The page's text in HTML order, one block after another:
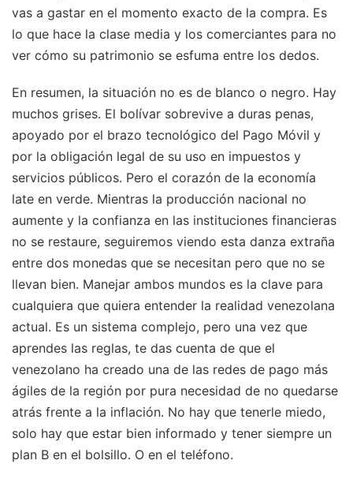
vas a gastar en el momento exacto de la compra. Es
lo que hace la clase media y los comerciantes para no
ver cómo su patrimonio se esfuma entre los dedos.
En resumen, la situación no es de blanco o negro. Hay
muchos grises. El bolívar sobrevive a duras penas,
apoyado por el brazo tecnológico del Pago Móvil y
por la obligación legal de su uso en impuestos y
servicios públicos. Pero el corazón de la economía
late en verde. Mientras la producción nacional no
aumente y la confianza en las instituciones financieras
no se restaure, seguiremos viendo esta danza extraña
entre dos monedas que se necesitan pero que no se
llevan bien. Manejar ambos mundos es la clave para
cualquiera que quiera entender la realidad venezolana
actual. Es un sistema complejo, pero una vez que
aprendes las reglas, te das cuenta de que el
venezolano ha creado una de las redes de pago más
ágiles de la región por pura necesidad de no quedarse
atrás frente a la inflación. No hay que tenerle miedo,
solo hay que estar bien informado y tener siempre un
plan B en el bolsillo. O en el teléfono.